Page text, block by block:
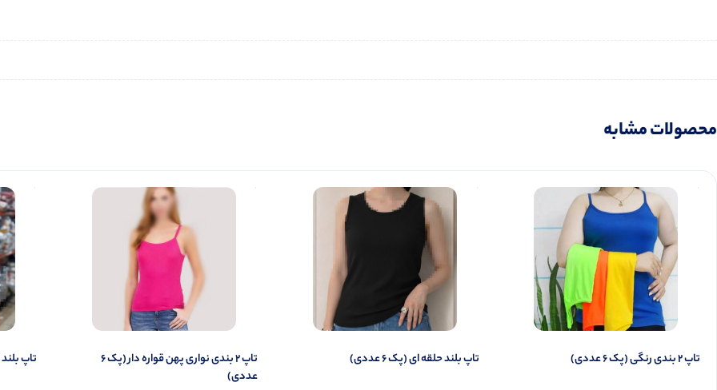
محصولات مشابه
تاپ ۲ بندی رنگی (پک 6 عددی) تاپ بلند حلقه ای (پک 6 عددی)
تاپ ۲ بندی نواری پهن قواره دار (پک 6
عددی)
تاپ بلند